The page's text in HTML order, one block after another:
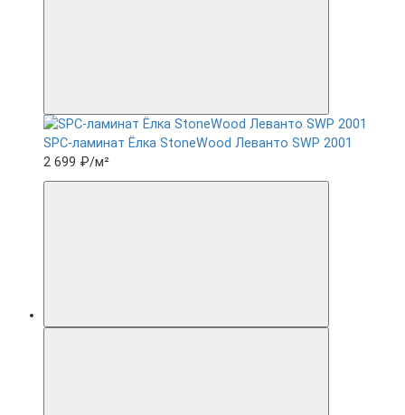
SPC-ламинат Ëлка StoneWood Леванто SWP 2001
2 699 ₽/м²